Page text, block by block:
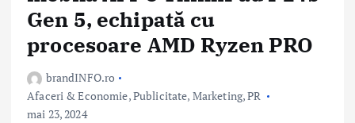
Gen 5, echipată cu
procesoare AMD Ryzen PRO
brandINFO.ro
Afaceri & Economie,Publicitate, Marketing, PR
mai 23, 2024